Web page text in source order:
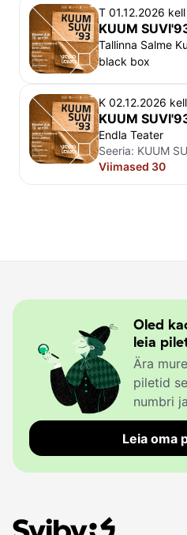
T 01.12.2026
KUUM
Tallinna Salme
black box
K 02.12.2026
KUUM
Endla Teater
Seeria: KUUM
Viimased 30
Oled
leia
Ära
piletid
numbri
Leia oma